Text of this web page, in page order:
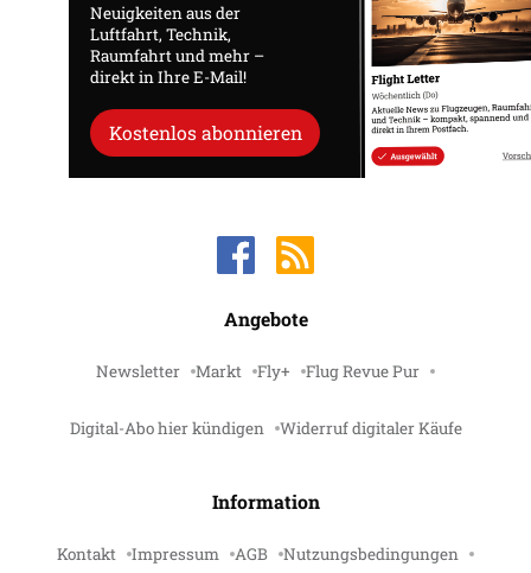
Neuigkeiten aus der
Luftfahrt, Technik,
Raumfahrt und mehr –
direkt in Ihre E-Mail!
Kostenlos abonnieren
Angebote
Newsletter Markt Fly+ Flug Revue Pur
Digital-Abo hier kündigen Widerruf digitaler Käufe
Information
Kontakt Impressum AGB Nutzungsbedingungen